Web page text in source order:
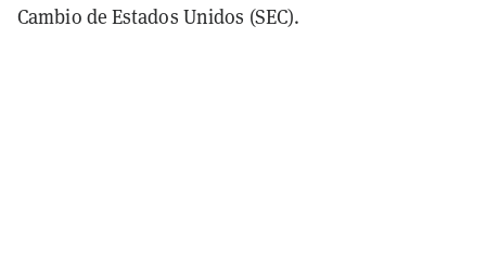
Cambio de Estados Unidos (SEC).